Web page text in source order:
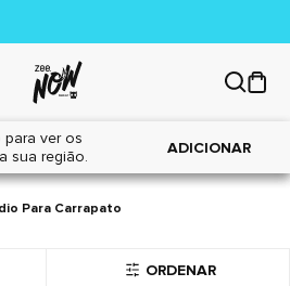
ver os
sua região.
ADICIONAR
Para Carrapato
ORDENAR